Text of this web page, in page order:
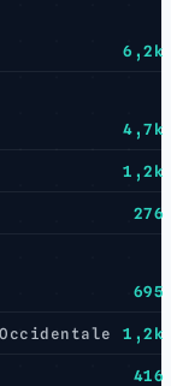
6,2k
4,7k
1,2k
276
695
1,2k
416